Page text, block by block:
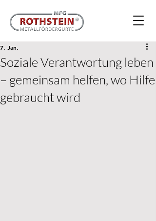
Soziale Verantwortung leben
– gemeinsam helfen, wo Hilfe
gebraucht wird
7. Jan.